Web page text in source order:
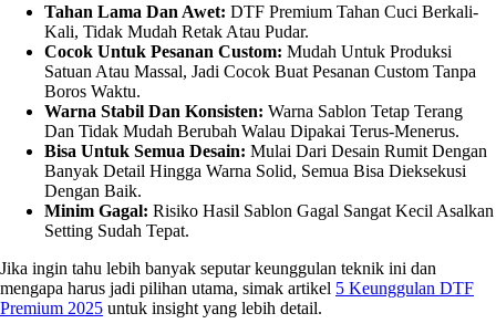
Tahan Lama Dan Awet: DTF Premium Tahan Cuci Berkali-
Kali, Tidak Mudah Retak Atau Pudar.
Cocok Untuk Pesanan Custom: Mudah Untuk Produksi
Satuan Atau Massal, Jadi Cocok Buat Pesanan Custom Tanpa
Boros Waktu.
Warna Stabil Dan Konsisten: Warna Sablon Tetap Terang
Dan Tidak Mudah Berubah Walau Dipakai Terus-Menerus.
Bisa Untuk Semua Desain: Mulai Dari Desain Rumit Dengan
Banyak Detail Hingga Warna Solid, Semua Bisa Dieksekusi
Dengan Baik.
Minim Gagal: Risiko Hasil Sablon Gagal Sangat Kecil Asalkan
Setting Sudah Tepat.
Jika ingin tahu lebih banyak seputar keunggulan teknik ini dan
mengapa harus jadi pilihan utama, simak artikel 5 Keunggulan DTF
Premium 2025 untuk insight yang lebih detail.